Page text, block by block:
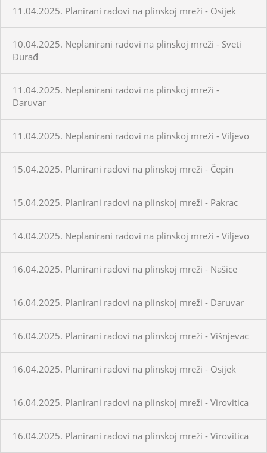
11.04.2025. Planirani radovi na plinskoj mreži - Osijek
10.04.2025. Neplanirani radovi na plinskoj mreži - Sveti
Đurađ
11.04.2025. Neplanirani radovi na plinskoj mreži -
Daruvar
11.04.2025. Neplanirani radovi na plinskoj mreži - Viljevo
15.04.2025. Planirani radovi na plinskoj mreži - Čepin
15.04.2025. Planirani radovi na plinskoj mreži - Pakrac
14.04.2025. Neplanirani radovi na plinskoj mreži - Viljevo
16.04.2025. Planirani radovi na plinskoj mreži - Našice
16.04.2025. Planirani radovi na plinskoj mreži - Daruvar
16.04.2025. Planirani radovi na plinskoj mreži - Višnjevac
16.04.2025. Planirani radovi na plinskoj mreži - Osijek
16.04.2025. Planirani radovi na plinskoj mreži - Virovitica
16.04.2025. Planirani radovi na plinskoj mreži - Virovitica